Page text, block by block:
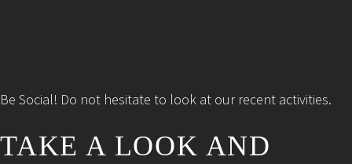
Be Social! Do not hesitate to look at our recent activities.
TAKE A LOOK AND